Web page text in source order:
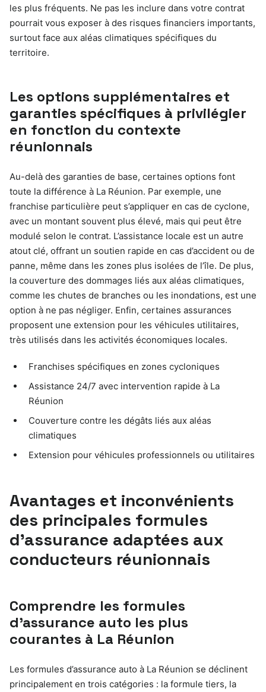
les plus fréquents. Ne pas les inclure dans votre contrat
pourrait vous exposer à des risques financiers importants,
surtout face aux aléas climatiques spécifiques du
territoire.
Les options supplémentaires et
garanties spécifiques à privilégier
en fonction du contexte
réunionnais
Au-delà des garanties de base, certaines options font
toute la différence à La Réunion. Par exemple, une
franchise particulière peut s’appliquer en cas de cyclone,
avec un montant souvent plus élevé, mais qui peut être
modulé selon le contrat. L’assistance locale est un autre
atout clé, offrant un soutien rapide en cas d’accident ou de
panne, même dans les zones plus isolées de l’île. De plus,
la couverture des dommages liés aux aléas climatiques,
comme les chutes de branches ou les inondations, est une
option à ne pas négliger. Enfin, certaines assurances
proposent une extension pour les véhicules utilitaires,
très utilisés dans les activités économiques locales.
Franchises spécifiques en zones cycloniques
Assistance 24/7 avec intervention rapide à La
Réunion
Couverture contre les dégâts liés aux aléas
climatiques
Extension pour véhicules professionnels ou utilitaires
Avantages et inconvénients
des principales formules
d’assurance adaptées aux
conducteurs réunionnais
Comprendre les formules
d’assurance auto les plus
courantes à La Réunion
Les formules d’assurance auto à La Réunion se déclinent
principalement en trois catégories : la formule tiers, la